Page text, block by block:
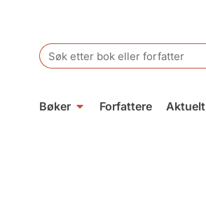
Search
for:
Bøker Forfattere Aktuelt